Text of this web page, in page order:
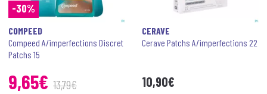
-30%
COMPEED
Compeed A/imperfections Discret
Patchs 15
9,65€ 13,79€
CERAVE
Cerave Patchs A/imperfections 22
10,90€